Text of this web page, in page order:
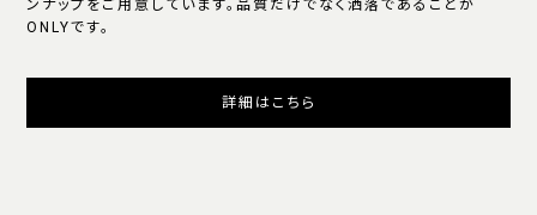
ンナップをご用意しています。品質だけでなく洒落であることが
ONLYです。
詳細はこちら